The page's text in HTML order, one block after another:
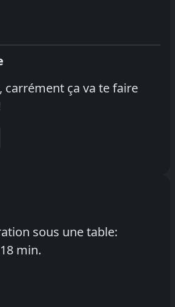
carrément ça va te faire
sous une table:
min.